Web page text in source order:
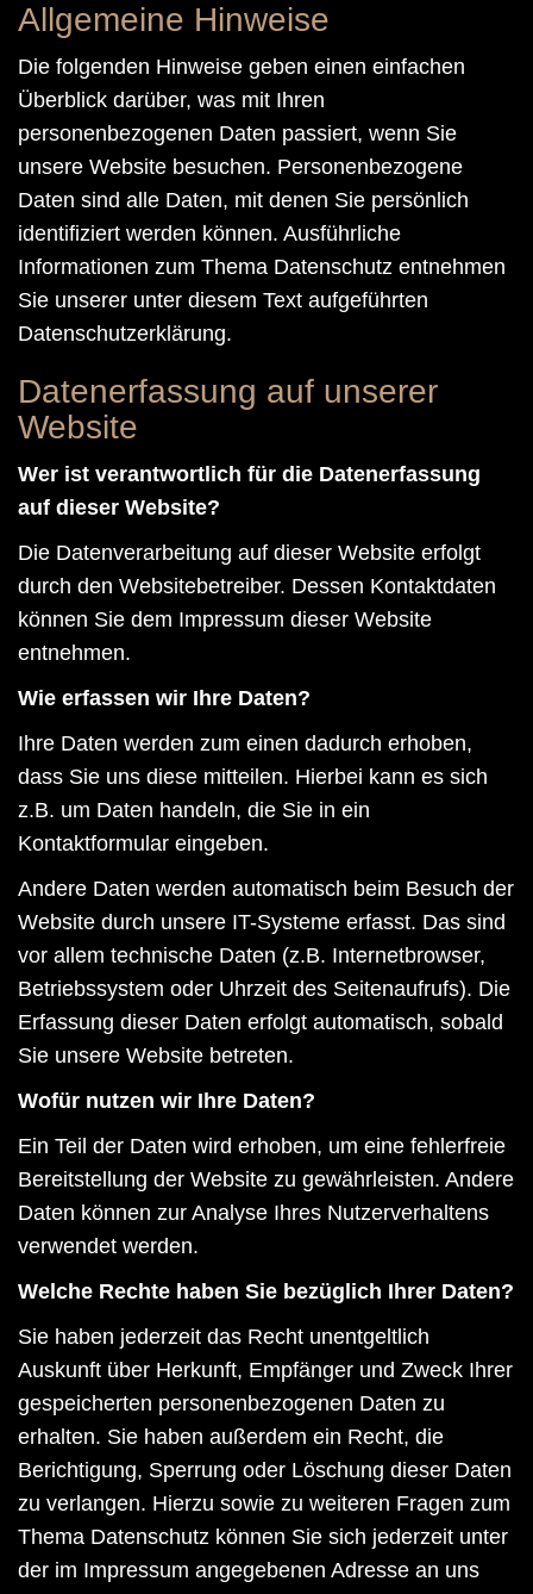
Allgemeine Hinweise
Die folgenden Hinweise geben einen einfachen
Überblick darüber, was mit Ihren
personenbezogenen Daten passiert, wenn Sie
unsere Website besuchen. Personenbezogene
Daten sind alle Daten, mit denen Sie persönlich
identifiziert werden können. Ausführliche
Informationen zum Thema Datenschutz entnehmen
Sie unserer unter diesem Text aufgeführten
Datenschutzerklärung.
Datenerfassung auf unserer
Website
Wer ist verantwortlich für die Datenerfassung
auf dieser Website?
Die Datenverarbeitung auf dieser Website erfolgt
durch den Websitebetreiber. Dessen Kontaktdaten
können Sie dem Impressum dieser Website
entnehmen.
Wie erfassen wir Ihre Daten?
Ihre Daten werden zum einen dadurch erhoben,
dass Sie uns diese mitteilen. Hierbei kann es sich
z.B. um Daten handeln, die Sie in ein
Kontaktformular eingeben.
Andere Daten werden automatisch beim Besuch der
Website durch unsere IT-Systeme erfasst. Das sind
vor allem technische Daten (z.B. Internetbrowser,
Betriebssystem oder Uhrzeit des Seitenaufrufs). Die
Erfassung dieser Daten erfolgt automatisch, sobald
Sie unsere Website betreten.
Wofür nutzen wir Ihre Daten?
Ein Teil der Daten wird erhoben, um eine fehlerfreie
Bereitstellung der Website zu gewährleisten. Andere
Daten können zur Analyse Ihres Nutzerverhaltens
verwendet werden.
Welche Rechte haben Sie bezüglich Ihrer Daten?
Sie haben jederzeit das Recht unentgeltlich
Auskunft über Herkunft, Empfänger und Zweck Ihrer
gespeicherten personenbezogenen Daten zu
erhalten. Sie haben außerdem ein Recht, die
Berichtigung, Sperrung oder Löschung dieser Daten
zu verlangen. Hierzu sowie zu weiteren Fragen zum
Thema Datenschutz können Sie sich jederzeit unter
der im Impressum angegebenen Adresse an uns